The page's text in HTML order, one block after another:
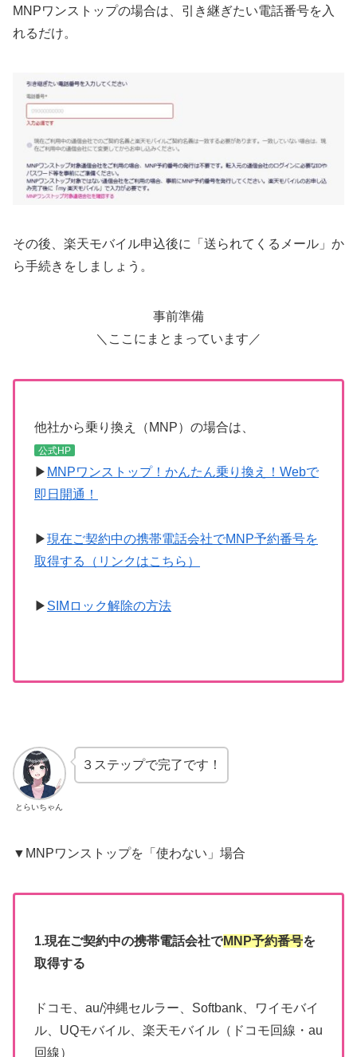
MNPワンストップの場合は、引き継ぎたい電話番号を入
れるだけ。
その後、楽天モバイル申込後に「送られてくるメール」か
ら手続きをしましょう。
事前準備
＼ここにまとまっています／
他社から乗り換え（MNP）の場合は、
公式HP
▶ MNPワンストップ！かんたん乗り換え！Webで
即日開通！
▶現在ご契約中の携帯電話会社でMNP予約番号を
取得する（リンクはこちら）
▶ SIMロック解除の方法
とらいちゃん
３ステップで完了です！
▼MNPワンストップを「使わない」場合
1.現在ご契約中の携帯電話会社でMNP予約番号を
取得する
ドコモ、au/沖縄セルラー、Softbank、ワイモバイ
ル、UQモバイル、楽天モバイル（ドコモ回線・au
回線）